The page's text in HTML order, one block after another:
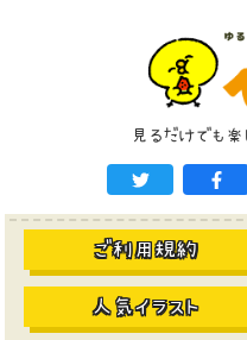
見るだけでも楽
ご利用規約
人気イラスト